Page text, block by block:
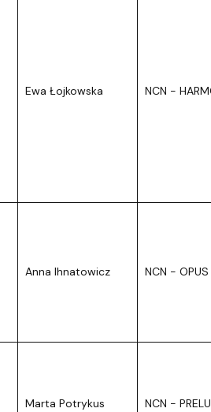
Ewa Łojkowska NCN -
Anna Ihnatowicz NCN - OPUS
Marta Potrykus NCN -